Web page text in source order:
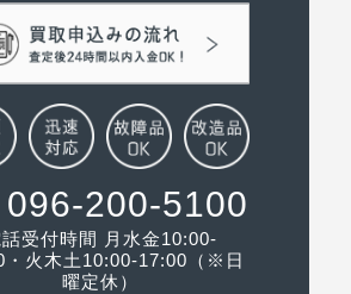
096-200-5100
話受付時間 月水金10:00-
・火木土10:00-17:00（※日
曜定休）